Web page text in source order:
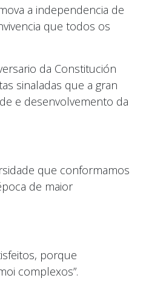
a independencia de
que todos os
da Constitución
sinaladas que a gran
e desenvolvemento da
que conformamos
de maior
porque
complexos”.